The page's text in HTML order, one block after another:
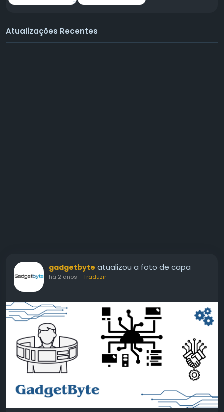
Atualizações Recentes
gadgetbyte atualizou a foto de capa
há 2 anos - Traduzir